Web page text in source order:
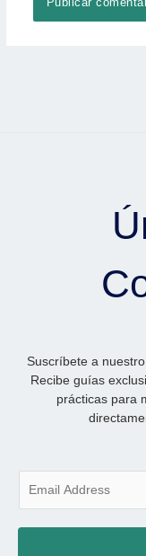
Suscríbete a
Recibe guías
prácticas para